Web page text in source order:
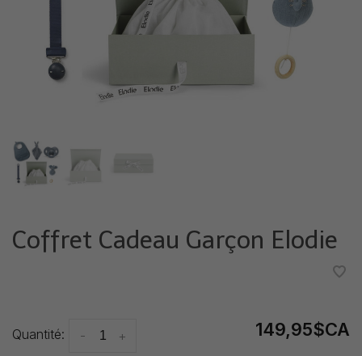
Coffret Cadeau Garçon Elodie
Quantité: +
- 149,95$CA